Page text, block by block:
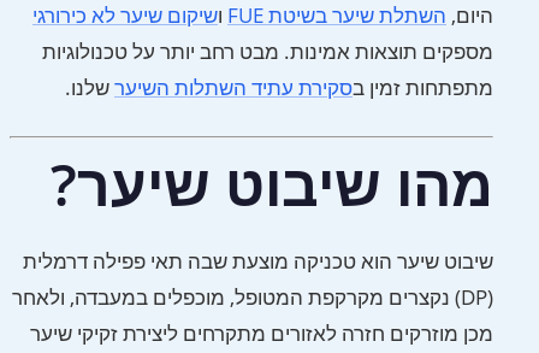
היום,השתלת שיער בשיטת FUE ו שיקום שיער לא כירורגי
מספקים תוצאות אמינות. מבט רחב יותר על טכנולוגיות
מתפתחות זמין בסקירת עתיד השתלות השיערשלנו.
מהו שיבוט שיער?
שיבוט שיער הוא טכניקה מוצעת שבה תאי פפילה דרמלית
(DP) נקצרים מקרקפת המטופל, מוכפלים במעבדה, ולאחר
מכן מוזרקים חזרה לאזורים מתקרחים ליצירת זקיקי שיער